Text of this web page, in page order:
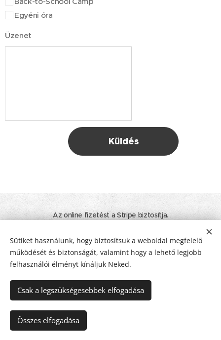
Egyéni óra
Üzenet
Küldés
Az online fizetést a Stripe biztosítja.
Inspiráció.
ÁSZFIAdatkezelési tájékoztatóI Impresszum Sütik
Nyelvek
Magyar
Deutsch
EUR €
Sütiket használunk, hogy biztosítsuk a weboldal megfelelő
működését és biztonságát, valamint hogy a lehető legjobb
felhasználói élményt kínáljuk Neked.
Csak a legszükségesebbek elfogadása
Összes elfogadása